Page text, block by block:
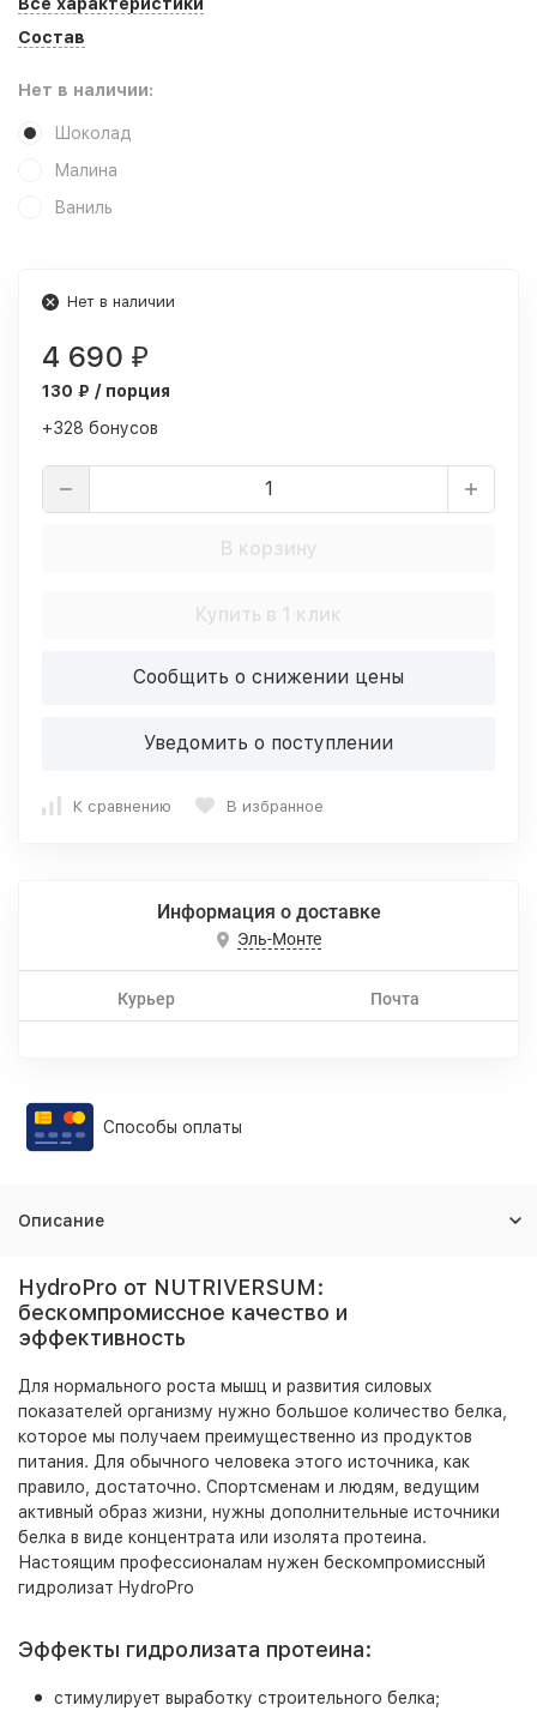
Состав
Нет в наличии:
Шоколад
Малина
Ваниль
Нет в наличии
4 690 ₽
130 ₽ / порция
+328 бонусов
В корзину
Купить в 1 клик
Сообщить о снижении цены
Уведомить о поступлении
К сравнению В избранное
Информация о доставке
Эль-Монте
Курьер Почта
Способы оплаты
Описание
HydroPro от NUTRIVERSUM:
бескомпромиссное качество и
эффективность
Для нормального роста мышц и развития силовых
показателей организму нужно большое количество белка,
которое мы получаем преимущественно из продуктов
питания. Для обычного человека этого источника, как
правило, достаточно. Спортсменам и людям, ведущим
активный образ жизни, нужны дополнительные источники
белка в виде концентрата или изолята протеина.
Настоящим профессионалам нужен бескомпромиссный
гидролизат HydroPro
Эффекты гидролизата протеина:
стимулирует выработку строительного белка;